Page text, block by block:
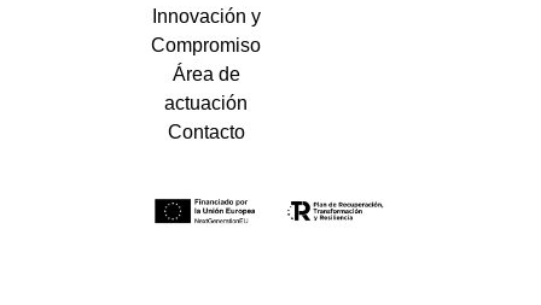
Innovación y
Compromiso
Área de
actuación
Contacto